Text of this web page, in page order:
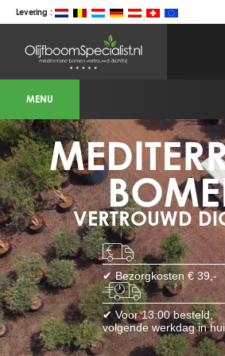
Levering :
BOTANICALGROUP
WEBSITES
OLIJFBOOMSPECIALIST.NL
OLIJFBOOMSPECIALIST.BE
LESPECIALISTEDESOLIVIERS.FR
OLIVENBAUM.DE
DRZEWAOLIWNE.PL
OLIVETREESPECIALIST.COM
Bomen
BOMEN.NL
GROENBLIJVENDEBOMEN.NL
GROENBLIJVENDEBOMEN.BE
PALMBOMENSPECIALIST.NL
IMMERGRUENEBAEUME.DE
Botanicalgroup
BOTANICALGROUP.EU
BOTANICALGROUP.DE
BOTANICALGROUP.BE
MENU
VERTROUWD
✔ Bezorgkosten € 39,-
✔ Voor 13:00 besteld,
volgende werkdag in